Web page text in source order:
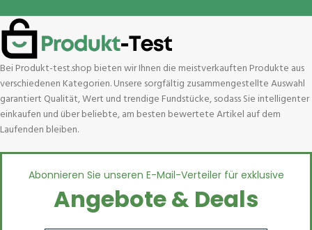
Bei Produkt-test.shop bieten wir Ihnen die meistverkauften Produkte aus
verschiedenen Kategorien. Unsere sorgfältig zusammengestellte Auswahl
garantiert Qualität, Wert und trendige Fundstücke, sodass Sie intelligenter
einkaufen und über beliebte, am besten bewertete Artikel auf dem
Laufenden bleiben.
Abonnieren Sie unseren E-Mail-Verteiler für exklusive
Angebote & Deals